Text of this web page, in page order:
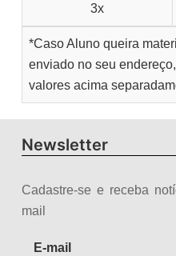
3x
*Caso Aluno queira
enviado no seu
valores acima
Newsletter
Cadastre-se e receba
mail
E-mail